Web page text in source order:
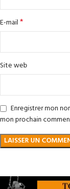
E-mail*
Site web
Enregistrer mon
mon prochain